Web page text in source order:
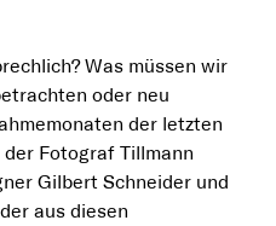
Was müssen wir
oder neu
der letzten
Fotograf Tillmann
Gilbert Schneider und
aus diesen